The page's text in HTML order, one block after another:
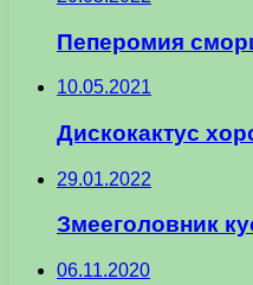
Пеперомия
10.05.2021
Дискокактус
29.01.2022
Змееголовник
06.11.2020